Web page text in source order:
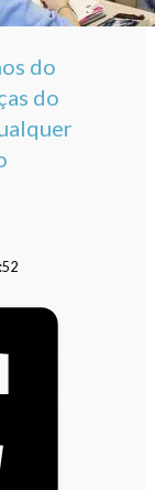
do
do